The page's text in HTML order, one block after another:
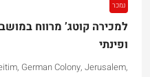
נמכר
למכירה קוטג’ מרווח
ופינתי
German Colony, Jerusalem,